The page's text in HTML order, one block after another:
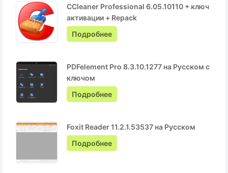
CCleaner Professional 6.05.10110 + ключ
активации + Repack
Подробнее
PDFelement Pro 8.3.10.1277 на Русском с
ключом
Подробнее
Foxit Reader 11.2.1.53537 на Русском
Подробнее